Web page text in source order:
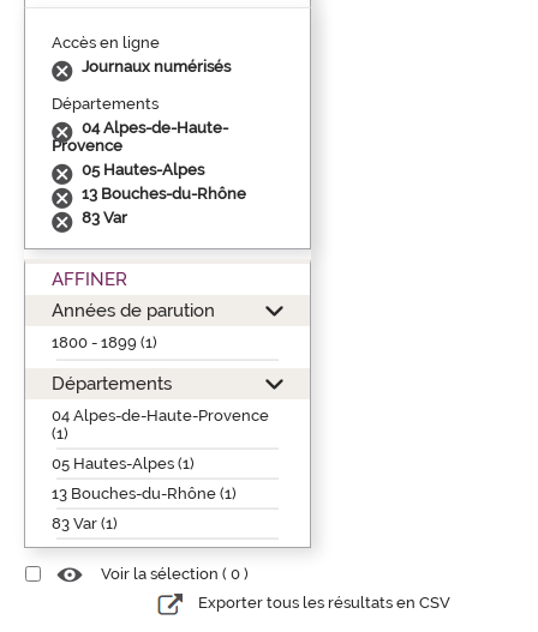
Accès en ligne
Journaux numérisés
Départements
04 Alpes-de-Haute-
Provence
05 Hautes-Alpes
13 Bouches-du-Rhône
83 Var
AFFINER
Années de parution
1800 - 1899 (1)
Départements
04 Alpes-de-Haute-Provence
(1)
05 Hautes-Alpes (1)
13 Bouches-du-Rhône (1)
83 Var (1)
Voir la sélection ( 0 )
Exporter tous les résultats en CSV